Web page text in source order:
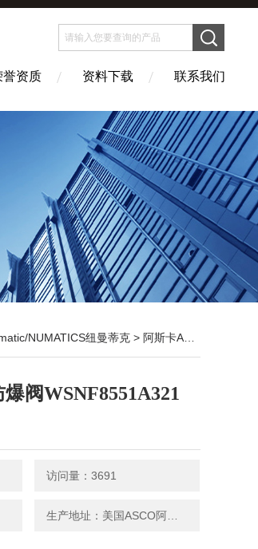
誉资质 资料下载 联系我们
NUMATICS纽曼蒂克 > 阿斯卡ASCO电磁阀
阀WSNF8551A321
访问量：3691